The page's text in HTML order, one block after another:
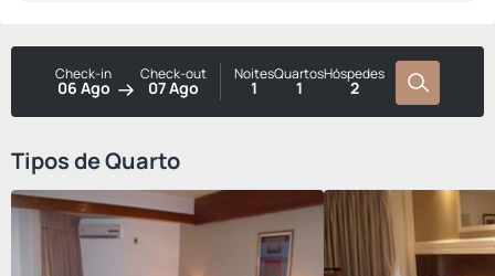
Check-in
06 Ago
Check-out
07 Ago
Noites
1
Quartos
1
Hóspedes
2
Tipos de Quarto